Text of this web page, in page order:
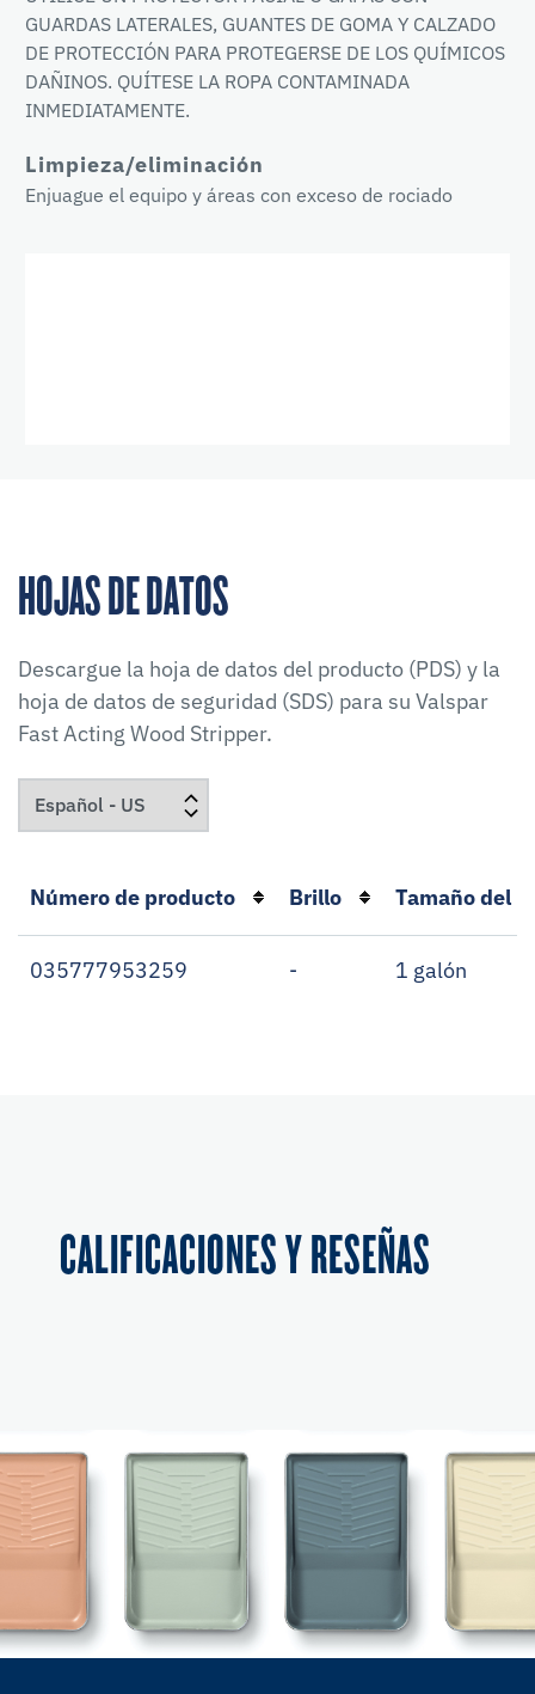
GUARDAS LATERALES, GUANTES DE GOMA Y CALZADO
DE PROTECCIÓN PARA PROTEGERSE DE LOS QUÍMICOS
DAÑINOS. QUÍTESE LA ROPA CONTAMINADA
INMEDIATAMENTE.
Limpieza/eliminación
Enjuague el equipo y áreas con exceso de rociado
HOJAS DE DATOS
Descargue la hoja de datos del producto (PDS) y la
hoja de datos de seguridad (SDS) para suValspar
Fast Acting Wood Stripper.
Número de producto Brillo Tamaño del
035777953259 - 1 galón
CALIFICACIONES Y RESEÑAS